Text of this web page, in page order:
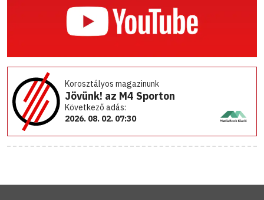
Korosztályos magazinunk
Jövünk! az M4 Sporton
Következő adás:
2026. 08. 02. 07:30